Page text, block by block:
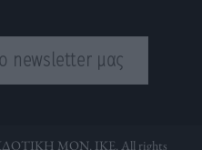
newsletter μας
ΜΟΝ. ΙΚΕ. All rights